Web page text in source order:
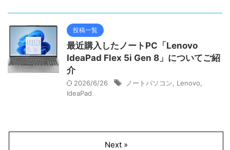
投稿一覧
最近購入したノートPC「Lenovo
IdeaPad Flex 5i Gen 8」についてご紹
介
2026/6/26 ノートパソコン Lenovo
IdeaPad
Next »